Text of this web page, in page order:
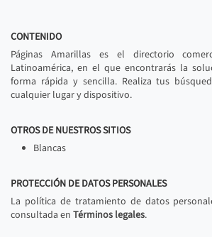
CONTENIDO
Páginas Amarillas es el directorio
Latinoamérica, en el que encontrarás la
forma rápida y sencilla. Realiza tus
cualquier lugar y dispositivo.
OTROS DE NUESTROS SITIOS
Blancas
PROTECCIÓN DE DATOS PERSONALES
La política de tratamiento de datos
consultada en Términos legales.